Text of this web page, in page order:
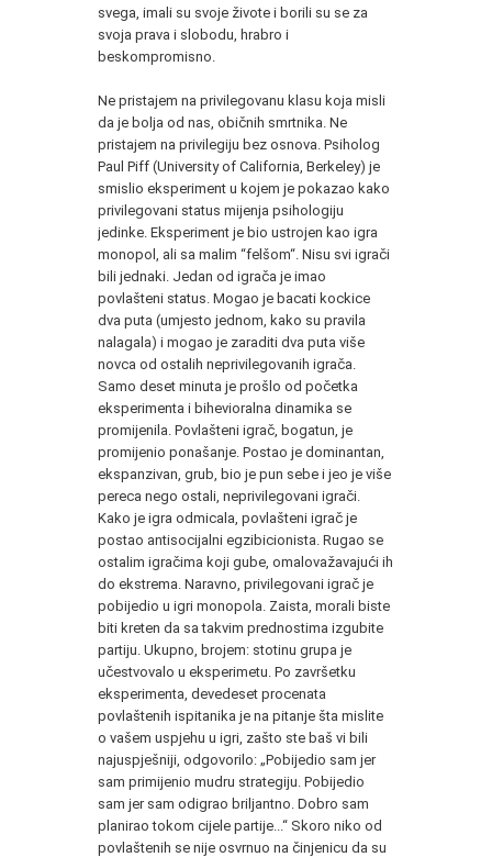
svega, imali su svoje živote i borili su se za
svoja prava i slobodu, hrabro i
beskompromisno.
Ne pristajem na privilegovanu klasu koja misli
da je bolja od nas, običnih smrtnika. Ne
pristajem na privilegiju bez osnova. Psiholog
Paul Piff (University of California, Berkeley) je
smislio eksperiment u kojem je pokazao kako
privilegovani status mijenja psihologiju
jedinke. Eksperiment je bio ustrojen kao igra
monopol, ali sa malim “felšom“. Nisu svi igrači
bili jednaki. Jedan od igrača je imao
povlašteni status. Mogao je bacati kockice
dva puta (umjesto jednom, kako su pravila
nalagala) i mogao je zaraditi dva puta više
novca od ostalih neprivilegovanih igrača.
Samo deset minuta je prošlo od početka
eksperimenta i bihevioralna dinamika se
promijenila. Povlašteni igrač, bogatun, je
promijenio ponašanje. Postao je dominantan,
ekspanzivan, grub, bio je pun sebe i jeo je više
pereca nego ostali, neprivilegovani igrači.
Kako je igra odmicala, povlašteni igrač je
postao antisocijalni egzibicionista. Rugao se
ostalim igračima koji gube, omalovažavajući ih
do ekstrema. Naravno, privilegovani igrač je
pobijedio u igri monopola. Zaista, morali biste
biti kreten da sa takvim prednostima izgubite
partiju. Ukupno, brojem: stotinu grupa je
učestvovalo u eksperimetu. Po završetku
eksperimenta, devedeset procenata
povlaštenih ispitanika je na pitanje šta mislite
o vašem uspjehu u igri, zašto ste baš vi bili
najuspješniji, odgovorilo: „Pobijedio sam jer
sam primijenio mudru strategiju. Pobijedio
sam jer sam odigrao briljantno. Dobro sam
planirao tokom cijele partije...“ Skoro niko od
povlaštenih se nije osvrnuo na činjenicu da su